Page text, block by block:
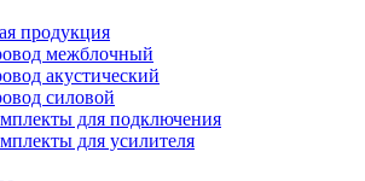
продукция
межблочный
акустический
силовой
для подключения
для усилителя